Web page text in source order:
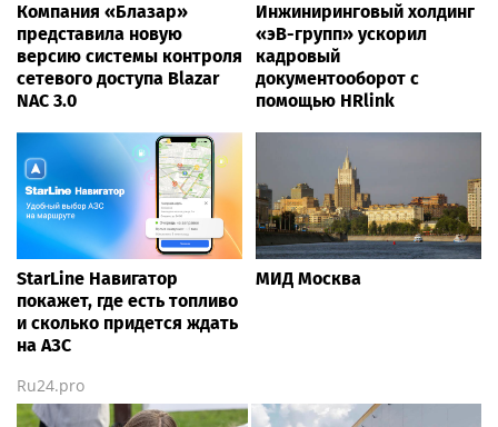
Компания «Блазар»
представила новую
версию системы контроля
сетевого доступа Blazar
NAC 3.0
Инжиниринговый холдинг
«эВ-групп» ускорил
кадровый
документооборот с
помощью HRlink
StarLine Навигатор
покажет, где есть топливо
и сколько придется ждать
на АЗС
МИД Москва
Ru24.pro